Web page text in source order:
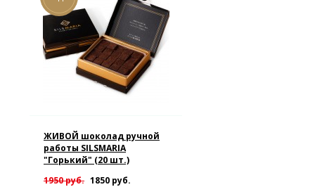
ЖИВОЙ шоколад ручной
работы SILSMARIA
"Горький" (20 шт.)
1950 руб. 1850 руб.